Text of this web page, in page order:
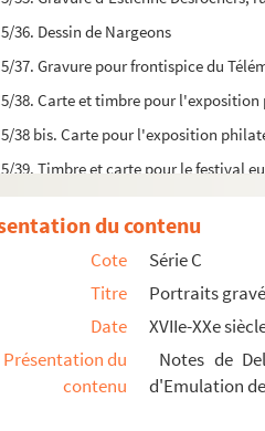
36. Dessin de Nargeons
37. Gravure pour frontispice du
38. Carte et timbre pour
38 bis. Carte pour l'exposition
39. Timbre et carte pour le festival
40. Portrait gravé par Leroux
41. Portrait gravé par Dupin d'après
C5/42. Biographie de Fénelon
C5/43. Portrait de Jeanne-Marie de la
C5/44. Notice de Jeanne-Marie de la
C5/45. Arrêt du conseil du roi du 21
du contenu
Cote
Série C
Titre
Portraits
Date
XVIIe-XXe
Présentation du
contenu
Notes de
d'Emulation